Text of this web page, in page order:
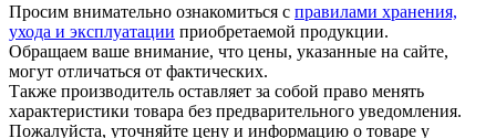
Просим внимательно ознакомиться с правилами хранения,
ухода и эксплуатации приобретаемой продукции.
Обращаем ваше внимание, что цены, указанные на сайте,
могут отличаться от фактических.
Также производитель оставляет за собой право менять
характеристики товара без предварительного уведомления.
Пожалуйста, уточняйте цену и информацию о товаре у